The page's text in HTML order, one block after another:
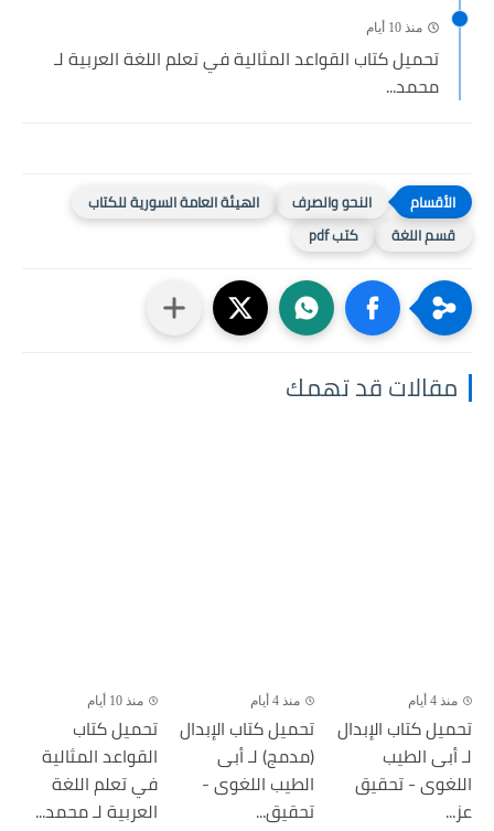
منذ 10 أيام
تحميل كتاب القواعد المثالية في تعلم اللغة العربية لـ
محمد...
النحو والصرف
الهيئة العامة السورية للكتاب
قسم اللغة
كتب pdf
مقالات قد تهمك
منذ 4 أيام
تحميل كتاب الإبدال
لـ أبى الطيب
اللغوى - تحقيق
عز...
منذ 4 أيام
تحميل كتاب الإبدال
(مدمج) لـ أبى
الطيب اللغوى -
تحقيق...
منذ 10 أيام
تحميل كتاب
القواعد المثالية
في تعلم اللغة
العربية لـ محمد...